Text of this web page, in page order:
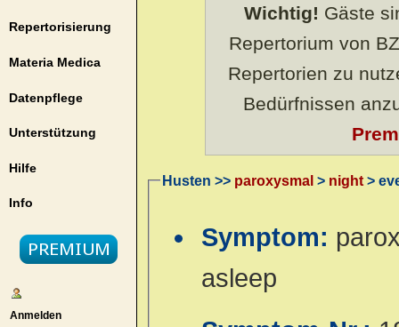
Repertorisierung
Materia Medica
Datenpflege
Unterstützung
Hilfe
Info
Anmelden
Wichtig! Gäste
Repertorium von
Repertorien zu
Bedürfnissen
Husten >> paroxysmal > night >
Symptom:
asleep